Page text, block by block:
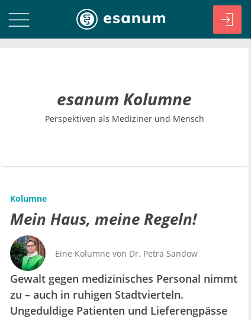
esanum Kolumne
Perspektiven als Mediziner und Mensch
Kolumne
Mein Haus, meine Regeln!
Eine Kolumne von Dr. Petra Sandow
Gewalt gegen medizinisches Personal nimmt
zu – auch in ruhigen Stadtvierteln.
Ungeduldige Patienten und Lieferengpässe